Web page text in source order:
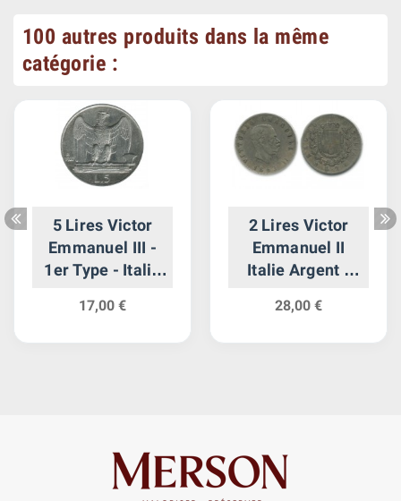
100 autres produits dans la même
catégorie :
5 Lires Victor
Emmanuel III -
1er Type - Italie
Reunifiee
17,00 €
2 Lires Victor
Emmanuel II
Italie Argent -
28,00 €